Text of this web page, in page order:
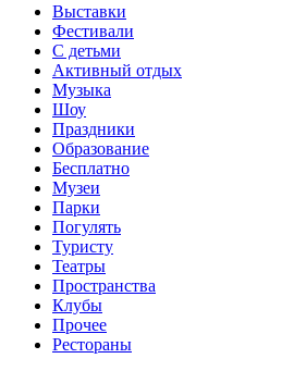
Выставки
Фестивали
С детьми
Активный отдых
Музыка
Шоу
Праздники
Образование
Бесплатно
Музеи
Парки
Погулять
Туристу
Театры
Пространства
Клубы
Прочее
Рестораны